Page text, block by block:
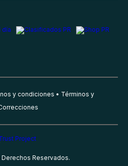
y condiciones
Términos y
Reservados.